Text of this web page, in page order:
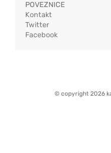
POVEZNICE
Kontakt
Twitter
Facebook
© copyright 2026